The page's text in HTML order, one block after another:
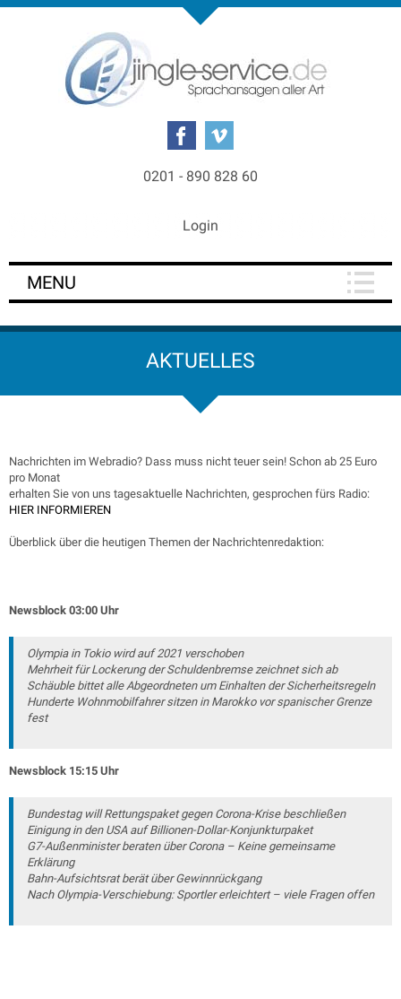
0201 - 890 828 60
Login
MENU
AKTUELLES
Nachrichten im Webradio? Dass muss nicht teuer sein! Schon ab 25 Euro
pro Monat
erhalten Sie von uns tagesaktuelle Nachrichten, gesprochen fürs Radio:
HIER INFORMIEREN
Überblick über die heutigen Themen der Nachrichtenredaktion:
Newsblock 03:00 Uhr
Olympia in Tokio wird auf 2021 verschoben
Mehrheit für Lockerung der Schuldenbremse zeichnet sich ab
Schäuble bittet alle Abgeordneten um Einhalten der Sicherheitsregeln
Hunderte Wohnmobilfahrer sitzen in Marokko vor spanischer Grenze
fest
Newsblock 15:15 Uhr
Bundestag will Rettungspaket gegen Corona-Krise beschließen
Einigung in den USA auf Billionen-Dollar-Konjunkturpaket
G7-Außenminister beraten über Corona – Keine gemeinsame
Erklärung
Bahn-Aufsichtsrat berät über Gewinnrückgang
Nach Olympia-Verschiebung: Sportler erleichtert – viele Fragen offen